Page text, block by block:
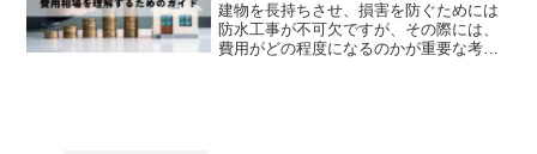
建物を長持ちさせ、損害を防ぐためには
防水工事が不可欠ですが、その際には、
費用がどの程度になるのかが重要な考慮